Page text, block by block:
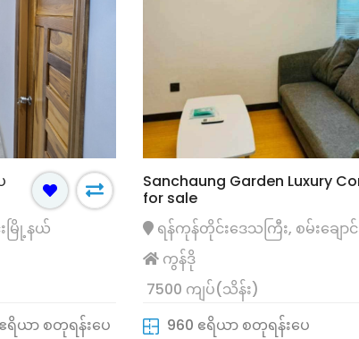
မြို့နယ်
ဧရိယာ စတုရန်းပေ
Sanchaung Garden Luxury
for sale
ရန်ကုန်တိုင်းဒေသကြီး, စမ်းချော
ကွန်ဒို
7500 ကျပ်(သိန်း)
960 ဧရိယာ စတုရန်းပေ
ရောင်းရန်
ဂုံ (41)ရပ်ကွက် လမ်းမတန်း ထောင့်
င်း
မြောက်ဒဂုံ (၃၀)
အရောင်း